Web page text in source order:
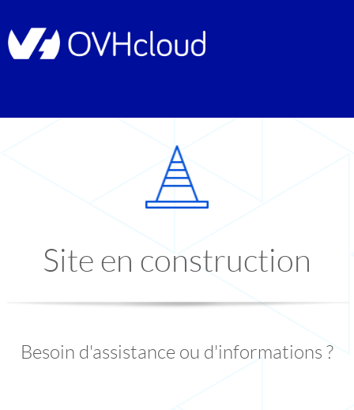
Site en construction
Besoin d'assistance ou d'informations ?